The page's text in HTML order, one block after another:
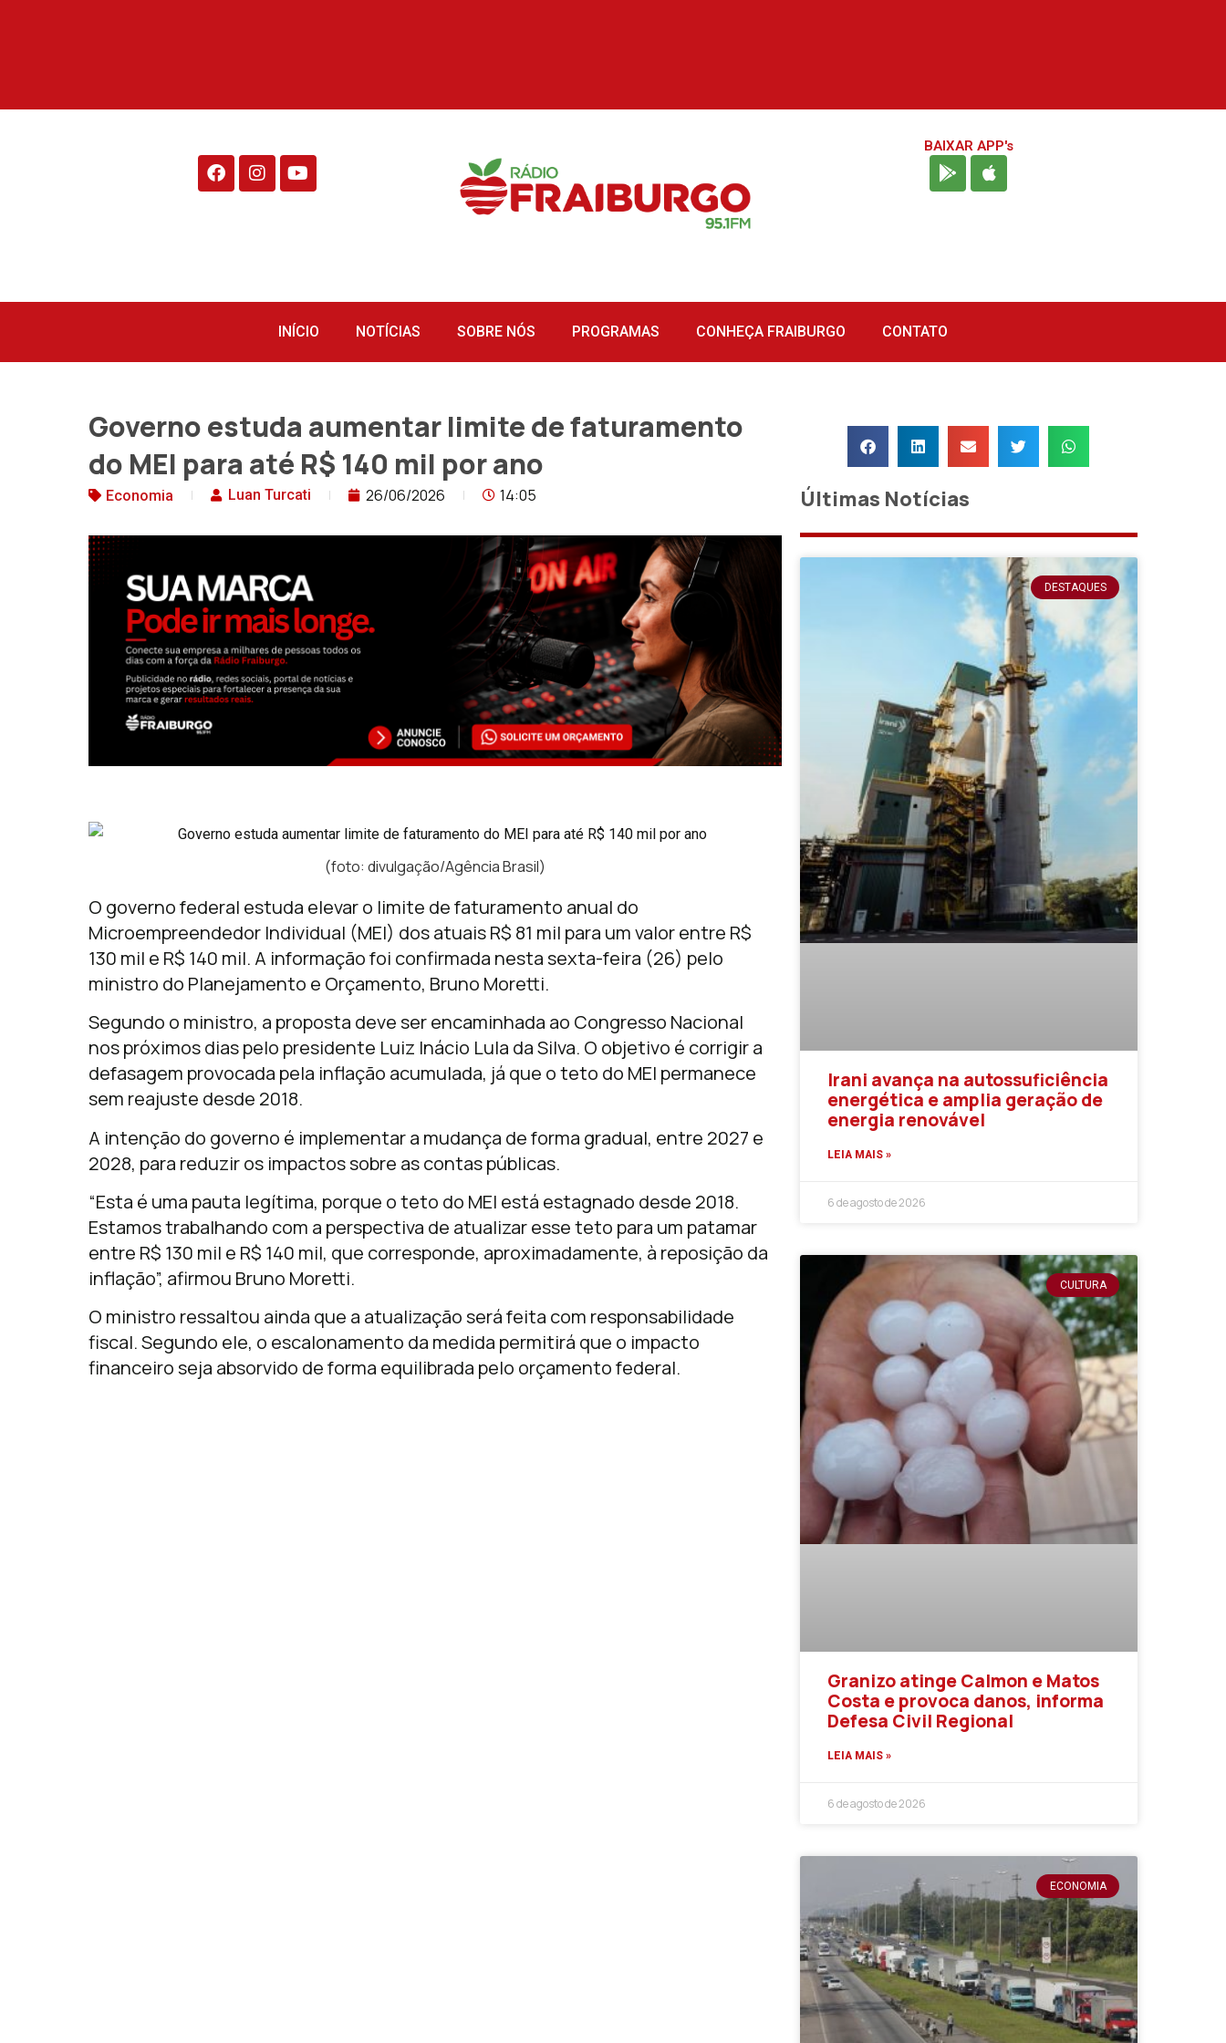
BAIXAR APP's
INÍCIO NOTÍCIAS SOBRE NÓS PROGRAMAS CONHEÇA FRAIBURGO CONTATO
Governo estuda aumentar limite de faturamento
do MEI para até R$ 140 mil por ano
Economia Luan Turcati 26/06/2026 14:05
(foto: divulgação/Agência Brasil)
O governo federal estuda elevar o limite de faturamento anual do
Microempreendedor Individual (MEI) dos atuais R$ 81 mil para um valor entre R$
130 mil e R$ 140 mil. A informação foi confirmada nesta sexta-feira (26) pelo
ministro do Planejamento e Orçamento, Bruno Moretti.
Segundo o ministro, a proposta deve ser encaminhada ao Congresso Nacional
nos próximos dias pelo presidente Luiz Inácio Lula da Silva. O objetivo é corrigir a
defasagem provocada pela inflação acumulada, já que o teto do MEI permanece
sem reajuste desde 2018.
A intenção do governo é implementar a mudança de forma gradual, entre 2027 e
2028, para reduzir os impactos sobre as contas públicas.
“Esta é uma pauta legítima, porque o teto do MEI está estagnado desde 2018.
Estamos trabalhando com a perspectiva de atualizar esse teto para um patamar
entre R$ 130 mil e R$ 140 mil, que corresponde, aproximadamente, à reposição da
inflação”, afirmou Bruno Moretti.
O ministro ressaltou ainda que a atualização será feita com responsabilidade
fiscal. Segundo ele, o escalonamento da medida permitirá que o impacto
financeiro seja absorvido de forma equilibrada pelo orçamento federal.
Últimas Notícias
DESTAQUES
Irani avança na autossuficiência
energética e amplia geração de
energia renovável
LEIA MAIS »
6 de agosto de 2026
CULTURA
Granizo atinge Calmon e Matos
Costa e provoca danos, informa
Defesa Civil Regional
LEIA MAIS »
6 de agosto de 2026
ECONOMIA